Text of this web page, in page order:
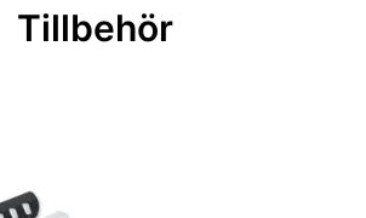
lim: Hernia non
Tillbehör